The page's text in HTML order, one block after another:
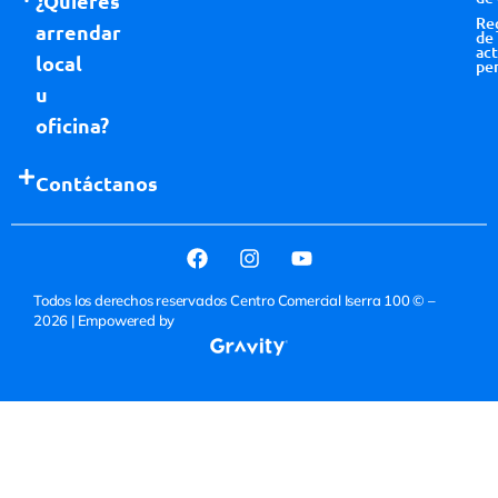
arrendar
local
u
oficina?
Contáctanos
de
Todos los derechos reservados Centro Comercial Iserra 100 © –
2026 | Empowered by